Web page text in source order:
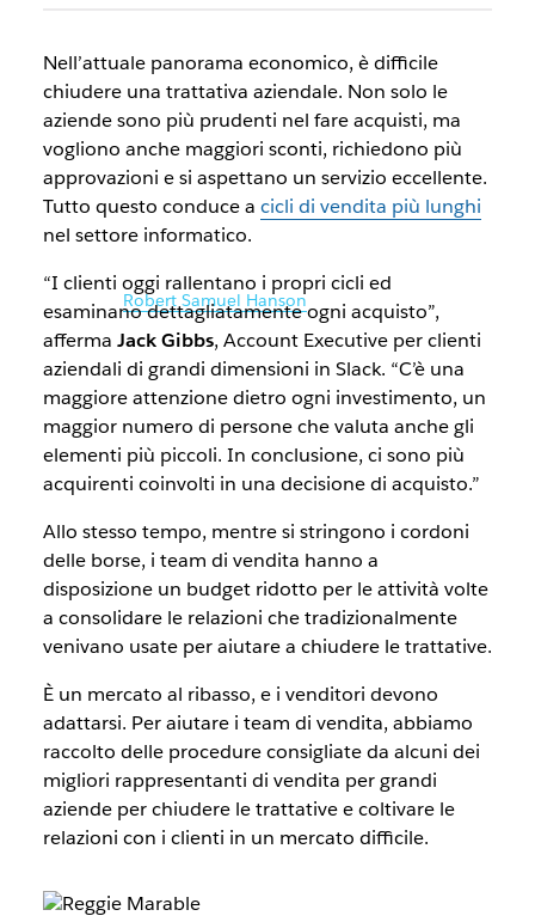
panorama economico
difficile
Scopri come i nostri rappresentanti di vendita per grandi
aziende chiudono le trattative più rapidamente con Slack
20 gennaio 2023
Illustrazione di Robert Samuel Hanson
Nell’attuale panorama economico, è difficile
chiudere una trattativa aziendale. Non solo le
aziende sono più prudenti nel fare acquisti, ma
vogliono anche maggiori sconti, richiedono più
approvazioni e si aspettano un servizio eccellente.
Tutto questo conduce a cicli di vendita più lunghi
nel settore informatico.
“I clienti oggi rallentano i propri cicli ed
esaminano dettagliatamente ogni acquisto”,
afferma Jack Gibbs, Account Executive per clienti
aziendali di grandi dimensioni in Slack. “C’è una
maggiore attenzione dietro ogni investimento, un
maggior numero di persone che valuta anche gli
elementi più piccoli. In conclusione, ci sono più
acquirenti coinvolti in una decisione di acquisto.”
Allo stesso tempo, mentre si stringono i cordoni
delle borse, i team di vendita hanno a
disposizione un budget ridotto per le attività volte
a consolidare le relazioni che tradizionalmente
venivano usate per aiutare a chiudere le trattative.
È un mercato al ribasso, e i venditori devono
adattarsi. Per aiutare i team di vendita, abbiamo
raccolto delle procedure consigliate da alcuni dei
migliori rappresentanti di vendita per grandi
aziende per chiudere le trattative e coltivare le
relazioni con i clienti in un mercato difficile.